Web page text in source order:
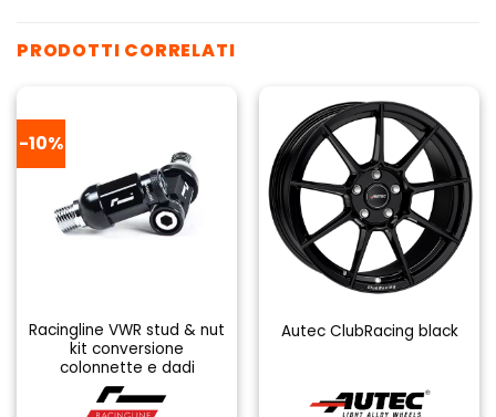
PRODOTTI CORRELATI
-10%
Racingline VWR stud & nut
kit conversione
colonnette e dadi
Autec ClubRacing black